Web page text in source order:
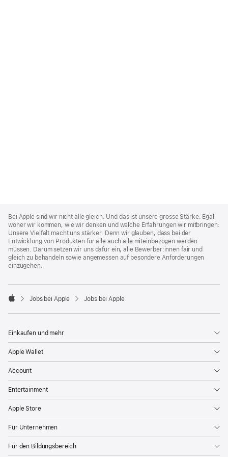
Footer
Bei Apple sind wir nicht alle gleich. Und das ist unsere grosse Stärke. Egal
woher wir kommen, wie wir denken und welche Erfahrungen wir mitbringen:
Unsere Vielfalt macht uns stärker. Denn wir glauben, dass bei der
Entwicklung von Produkten für alle auch alle miteinbezogen werden
müssen. Darum setzen wir uns dafür ein, alle Bewerber:innen fair und
gleich zu behandeln sowie angemessen auf besondere Anforderungen
einzugehen.

Jobs bei Apple Jobs bei Apple
Einkaufen und mehr
Apple Wallet
Account
Entertainment
Apple Store
Für Unternehmen
Für den Bildungsbereich